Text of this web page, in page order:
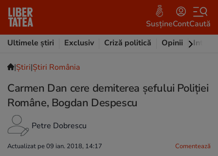
SusțineContCaută
Ultimele știri
Exclusiv Criză politică Opinii
|Ştiri|Știri România
Carmen Dan cere demiterea șefului Poliției
Române, Bogdan Despescu
Petre Dobrescu
Actualizat pe 09 ian. 2018, 14:17 Comentează